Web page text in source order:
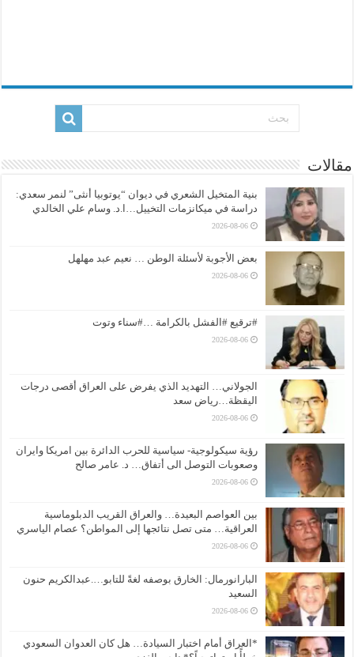
مقالات
بنية المتخيل الشعري في ديوان “يوتوبيا أنثى” لنمر سعدي:
دراسة في ميكانزمات التخييل…ا.د. وسام علي الخالدي
2026-08-06
بعض الأجوبة لأسئلة الوطن … نعيم عبد مهلهل
2026-08-06
#ترقيع #الفشل بالكرامة …#سناء وتوت
2026-08-06
الجولاني… التهديد الذي يفرض على العراق أقصى درجات
اليقظة…رياض سعد
2026-08-06
رؤية سيكولوجية- سياسية للحرب الدائرة بين امريكا وايران
وصعوبات التوصل الى أتفاق… د. عامر صالح
2026-08-06
بين العواصم البعيدة… والعراق القريب الدبلوماسية
العراقية… متى تصل نتائجها إلى المواطن؟ عصام الياسري
2026-08-06
البارانورمال: الخارق بوصفه لغةً للتابو….عبدالكريم حنون
السعيد
2026-08-06
*العراق أمام اختبار السيادة… هل كان العدوان السعودي